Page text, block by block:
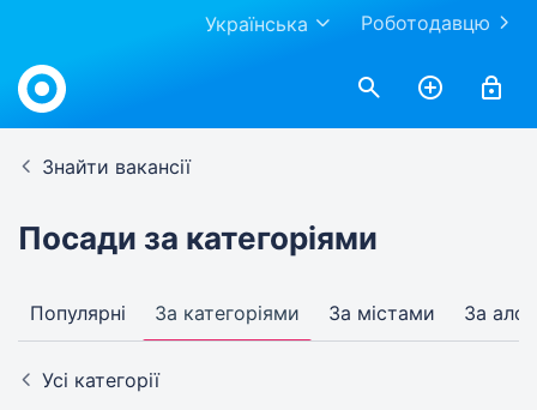
Роботодавцю
Українська
Знайти вакансії
Посади за категоріями
Популярні За категоріями За містами За
Усі категорії